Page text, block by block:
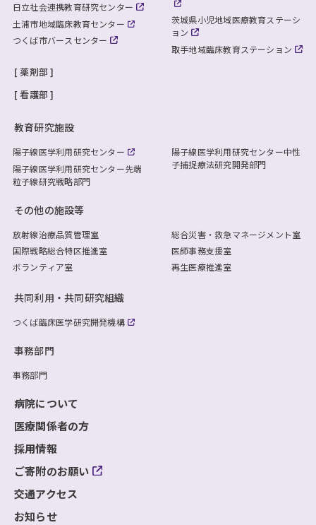
日立社会連携教育研究センター
土浦市地域臨床教育センター
つくば市バースセンター
茨城県小児地域医療教育ステーシ
ョン
取手地域臨床教育ステーション
薬剤部
看護部
教育研究施設
陽子線医学利用研究センター
陽子線医学利用研究センター先端
粒子線研究戦略部門
陽子線医学利用研究センター中性
子捕捉療法研究開発部門
その他の施設等
放射線治療品質管理室
国際戦略総合特区推進室
ボランティア室
総合災害・救急マネージメント室
医師事務支援室
再生医療推進室
共同利用・共同研究組織
つくば臨床医学研究開発機構
事務部門
事務部門
病院について
医療関係者の方
採用情報
ご寄附のお願い
交通アクセス
お知らせ